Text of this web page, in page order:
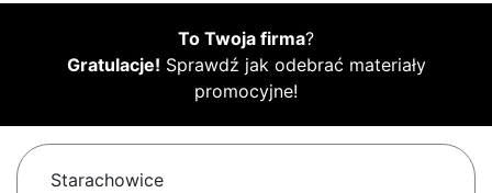
To Twoja firma?
Gratulacje! Sprawdź jak odebrać materiały
promocyjne!
Starachowice